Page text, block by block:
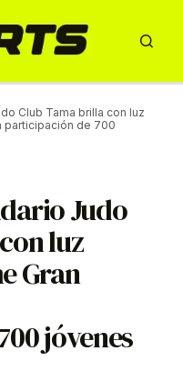
Club Tama brilla con luz
participación de 700
Judo
luz
Gran
jóvenes